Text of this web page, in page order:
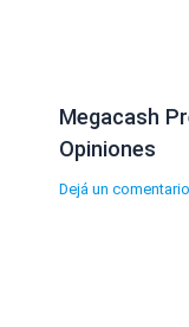
Megacash
Opiniones
Dejá un comentario